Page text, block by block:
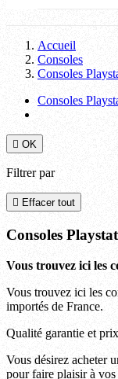
Accueil
Consoles
Consoles
Consoles
 OK
Filtrer par
 Effacer tout
Consoles
Vous trouvez ici les
Vous trouvez ici les
importés de France.
Qualité garantie et
Vous désirez acheter
pour faire plaisir à